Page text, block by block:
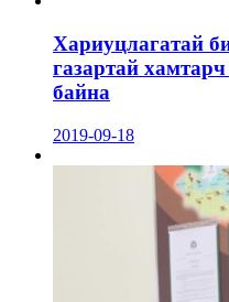
Хариуцлагатай
газартай
байна
2019-09-18